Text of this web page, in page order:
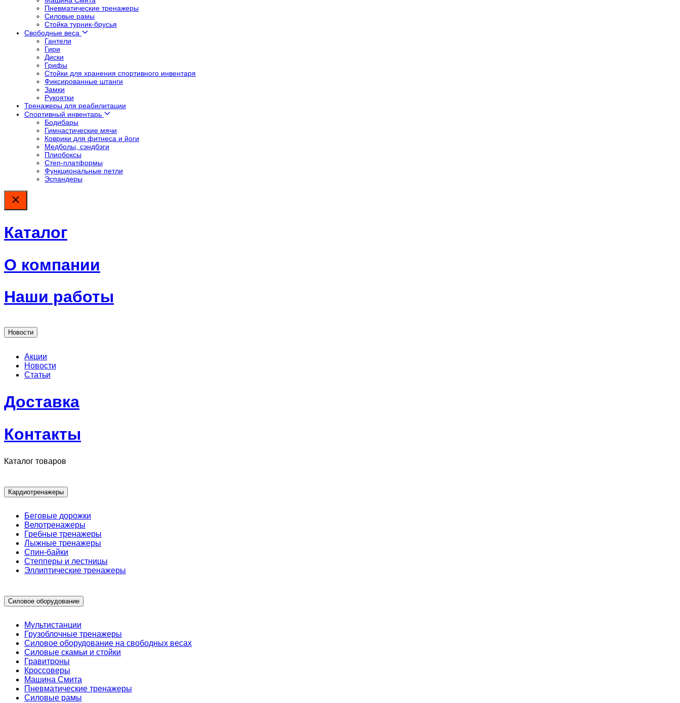
Пневматические тренажеры
Силовые рамы
Стойка турник-брусья
Свободные веса
Гантели
Гири
Диски
Грифы
Стойки для хранения спортивного инвентаря
Фиксированные штанги
Замки
Рукоятки
Тренажеры для реабилитации
Спортивный инвентарь
Бодибары
Гимнастические мячи
Коврики для фитнеса и йоги
Медболы, сэндбэги
Плиобоксы
Степ-платформы
Функциональные петли
Эспандеры
Каталог
О компании
Наши работы
Новости
Акции
Новости
Статьи
Доставка
Контакты
Каталог товаров
Кардиотренажеры
Беговые дорожки
Велотренажеры
Гребные тренажеры
Лыжные тренажеры
Спин-байки
Степперы и лестницы
Эллиптические тренажеры
Силовое оборудование
Мультистанции
Грузоблочные тренажеры
Силовое оборудование на свободных весах
Силовые скамьи и стойки
Гравитроны
Кроссоверы
Машина Смита
Пневматические тренажеры
Силовые рамы